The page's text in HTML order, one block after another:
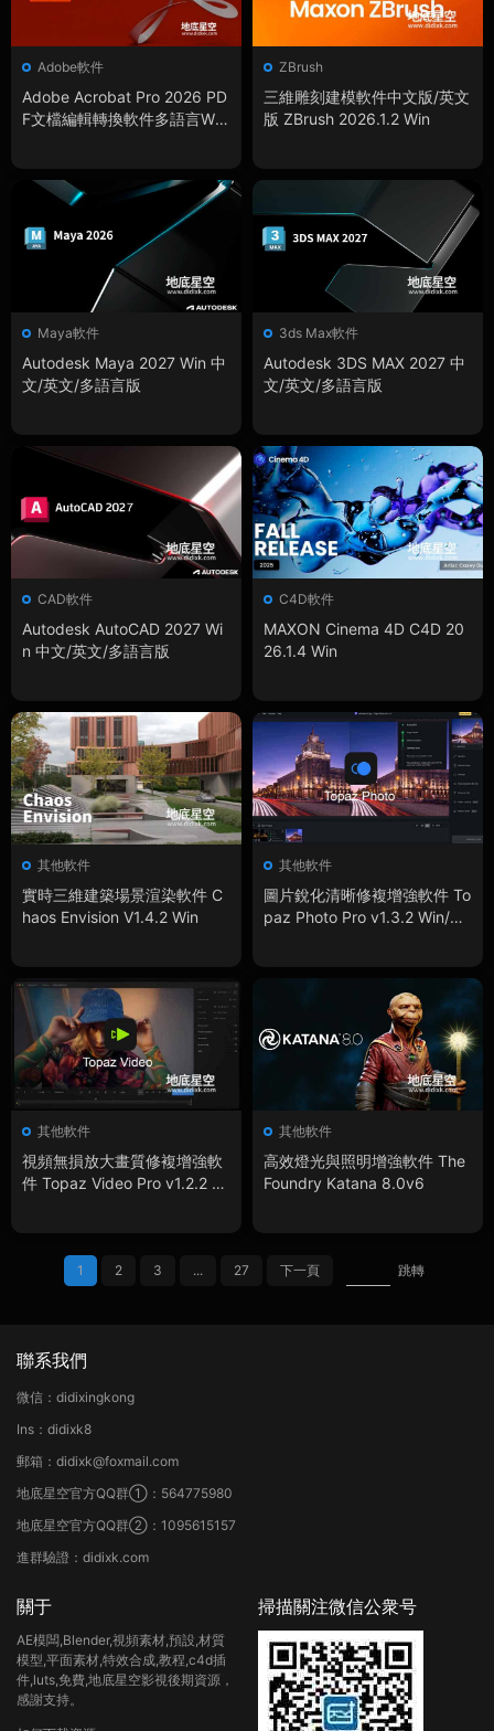
Adobe軟件
Adobe Acrobat Pro 2026 PD
F文檔編輯轉換軟件多語言Wi
ZBrush
三維雕刻建模軟件中文版/英文
版 ZBrush 2026.1.2 Win
Maya軟件
Autodesk Maya 2027 Win 中
文/英文/多語言版
3ds Max軟件
Autodesk 3DS MAX 2027 中
文/英文/多語言版
CAD軟件
Autodesk AutoCAD 2027 Wi
n 中文/英文/多語言版
C4D軟件
MAXON Cinema 4D C4D 20
26.1.4 Win
其他軟件
實時三維建築場景渲染軟件 C
haos Envision V1.4.2 Win
其他軟件
圖片銳化清晰修複增強軟件 To
paz Photo Pro v1.3.2 Win/Ma
其他軟件
視頻無損放大畫質修複增強軟
件 Topaz Video Pro v1.2.2 Wi
其他軟件
高效燈光與照明增強軟件 The
Foundry Katana 8.0v6
1 2 3 ... 27 下一頁 跳轉
聯系我們
微信：didixingkong
Ins：didixk8
郵箱：didixk@foxmail.com
地底星空官方QQ群①：564775980
地底星空官方QQ群②：1095615157
進群驗證：didixk.com
關于
AE模闆,Blender,視頻素材,預設,材質
模型,平面素材,特效合成,教程,c4d插
件,luts,免費,地底星空影視後期資源，
感謝支持。
掃描關注微信公衆号